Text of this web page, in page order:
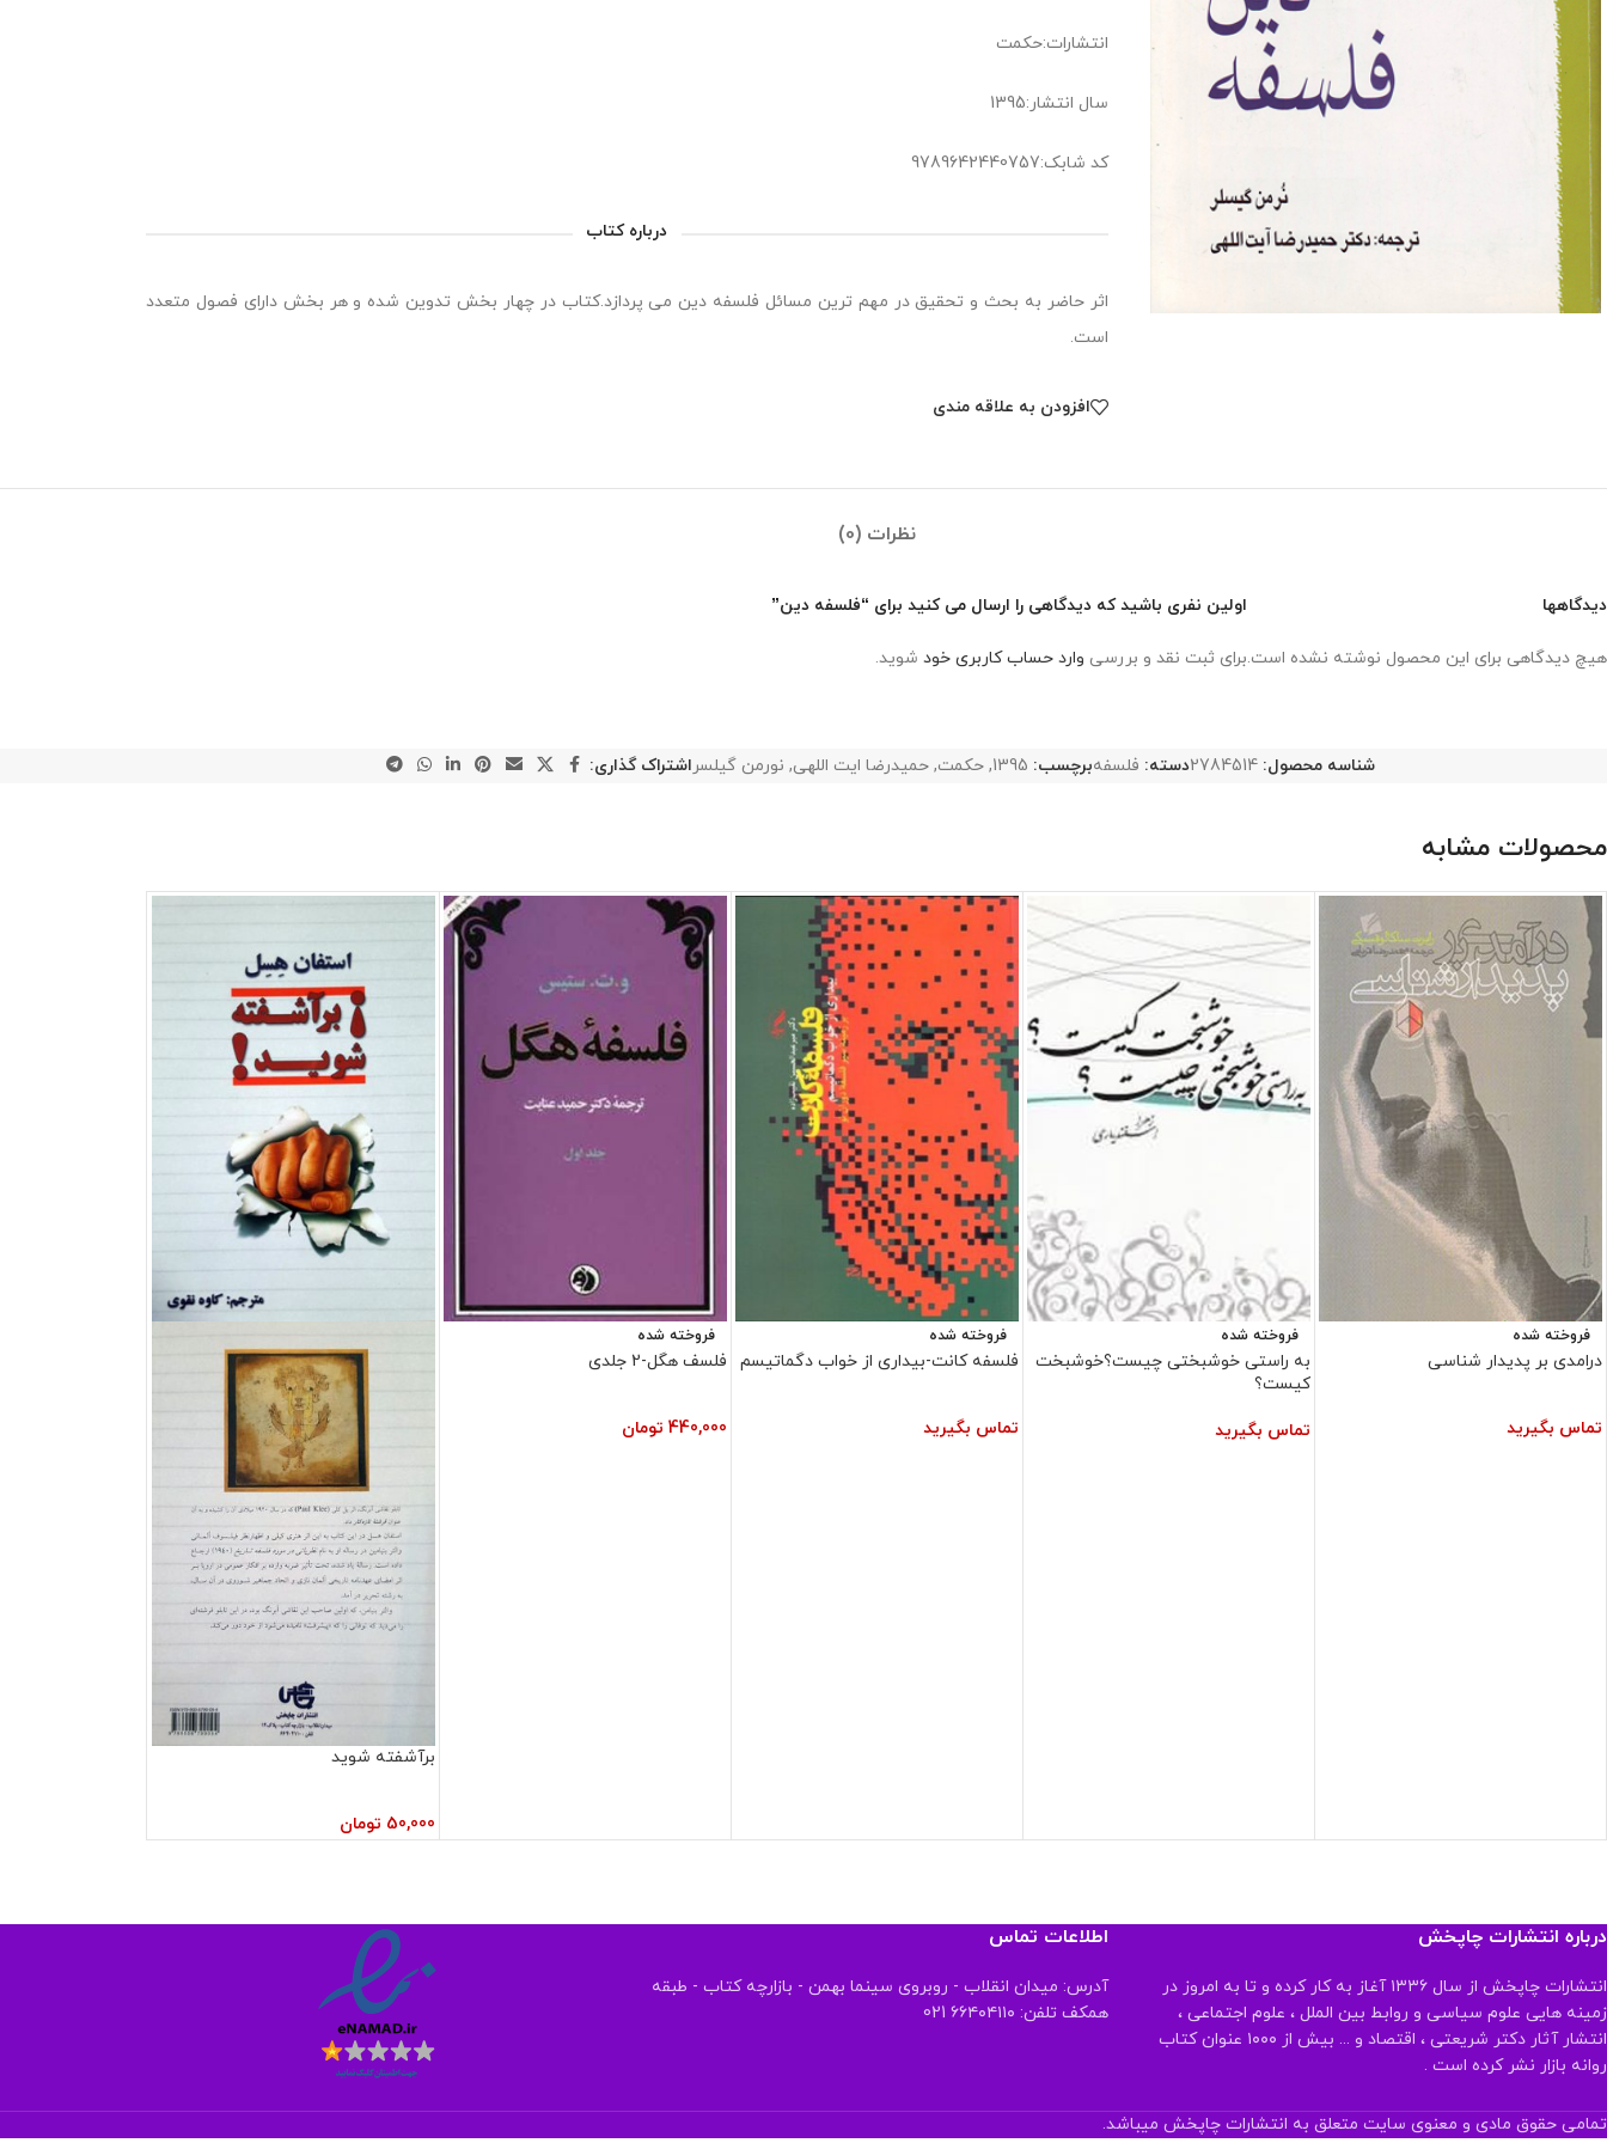
انتشارات:حکمت
سال انتشار:1395
کد شابک:9789642440757
درباره کتاب
اثر حاضر به بحث و تحقیق در مهم ترین مسائل فلسفه دین می پردازد.کتاب در چهار بخش تدوین شده و هر بخش دارای فصول متعدد
است.
افزودن به علاقه مندی
نظرات (0)
دیدگاهها
هیچ دیدگاهی برای این محصول نوشته نشده است.
اولین نفری باشید که دیدگاهی را ارسال می کنید برای “فلسفه دین”
برای ثبت نقد و بررسی وارد حساب کاربری خود شوید.
شناسه محصول:2784514دسته: فلسفهبرچسب: 1395
, حکمت, حمیدرضا ایت اللهی, نورمن گیلسر اشتراک گذاری:
محصولات مشابه
فروخته شده
درامدی بر پدیدار شناسی
تماس بگیرید
فروخته شده
به راستی خوشبختی چیست؟خوشبخت
کیست؟
تماس بگیرید
فروخته شده
فلسفه کانت-بیداری از خواب دگماتیسم
تماس بگیرید
فروخته شده
فلسف هگل-2 جلدی
440,000 تومان
برآشفته شوید
50,000 تومان
درباره انتشارات چاپخش
انتشارات چاپخش از سال ۱۳۳۶ آغاز به کار کرده و تا به امروز در
زمینه هایی علوم سیاسی و روابط بین الملل ، علوم اجتماعی ،
انتشار آثار دکتر شریعتی ، اقتصاد و ... بیش از ۱۰۰۰ عنوان کتاب
روانه بازار نشر کرده است .
اطلاعات تماس
آدرس: میدان انقلاب - روبروی سینما بهمن - بازارچه کتاب - طبقه
همکف تلفن: ۶۶۴۰۴۱۱۰ 021
تمامی حقوق مادی و معنوی سایت متعلق به انتشارات چاپخش میباشد.